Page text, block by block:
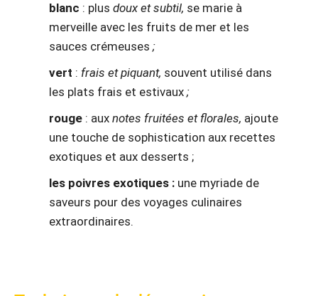
blanc : plus doux et subtil, se marie à
merveille avec les fruits de mer et les
sauces crémeuses ;
vert : frais et piquant, souvent utilisé dans
les plats frais et estivaux ;
rouge : aux notes fruitées et florales, ajoute
une touche de sophistication aux recettes
exotiques et aux desserts ;
les poivres exotiques : une myriade de
saveurs pour des voyages culinaires
extraordinaires.